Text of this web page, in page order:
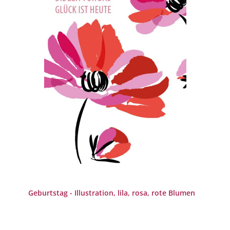
Geburtstag - Illustration, lila, rosa, rote Blumen